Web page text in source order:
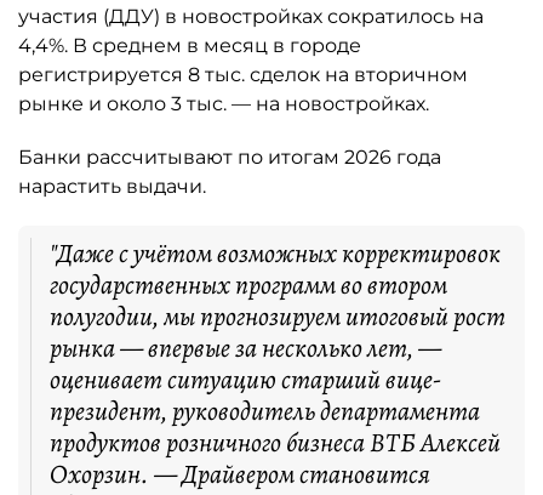
участия (ДДУ) в новостройках сократилось на
4,4%. В среднем в месяц в городе
регистрируется 8 тыс. сделок на вторичном
рынке и около 3 тыс. — на новостройках.
Банки рассчитывают по итогам 2026 года
нарастить выдачи.
"Даже с учётом возможных корректировок
государственных программ во втором
полугодии, мы прогнозируем итоговый рост
рынка — впервые за несколько лет, —
оценивает ситуацию старший вице-
президент, руководитель департамента
продуктов розничного бизнеса ВТБ Алексей
Охорзин. — Драйвером становится